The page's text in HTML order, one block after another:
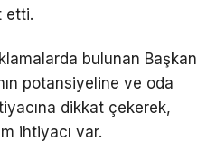
etti.
bulunan Başkan
potansiyeline ve oda
dikkat çekerek,
ihtiyacı var.